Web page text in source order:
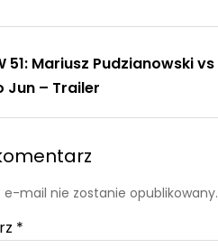
51: Mariusz Pudzianowski vs
Jun – Trailer
e-mail nie zostanie opublikowany.
*